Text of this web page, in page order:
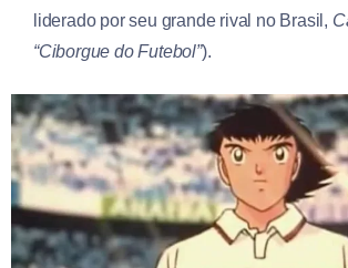
liderado por seu grande rival no Brasil,
“Ciborgue do Futebol”).